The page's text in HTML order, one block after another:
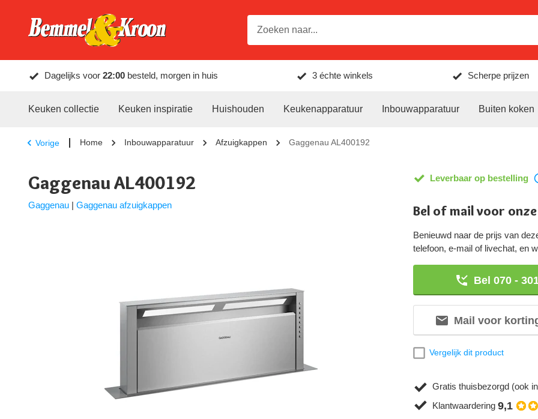
Dagelijks voor 22:00 besteld, morgen in huis 3 échte winkels Scherpe prijzen
Keuken collectie Keuken inspiratie Huishouden Keukenapparatuur Inbouwapparatuur Buiten koken
Vorige Home Inbouwapparatuur Afzuigkappen Gaggenau AL400192
Gaggenau AL400192
Gaggenau | Gaggenau afzuigkappen
Leverbaar op bestelling
Bel of mail voor
Benieuwd naar de prijs van
telefoon, e-mail of livechat, en
Bel 070 -
Mail voor
Vergelijk dit product
Gratis thuisbezorgd (ook
Klantwaardering 9,1